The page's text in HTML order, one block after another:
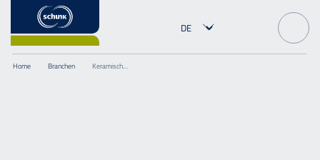
Keramische Industrie
Branchen
Home